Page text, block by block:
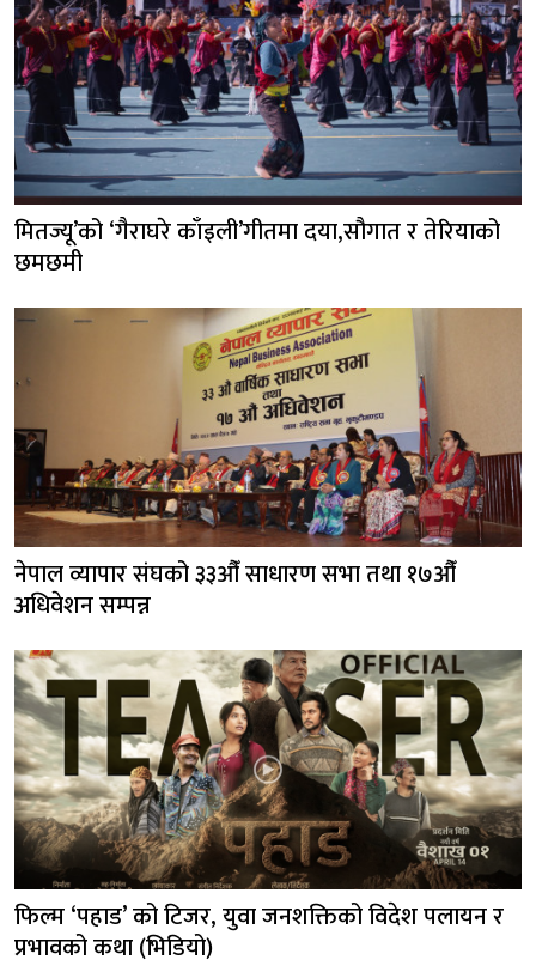
मितज्यू’को ‘गैराघरे काँइली’गीतमा दया,सौगात र तेरियाको
छमछमी
नेपाल व्यापार संघको ३३औँ साधारण सभा तथा १७औँ
अधिवेशन सम्पन्न
फिल्म ‘पहाड’ को टिजर, युवा जनशक्तिको विदेश पलायन र
प्रभावको कथा (भिडियो)